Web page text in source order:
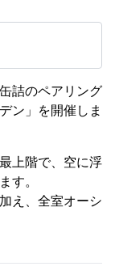
詰のペアリング
ン」を開催しま
上階で、空に浮
す。
え、全室オーシ